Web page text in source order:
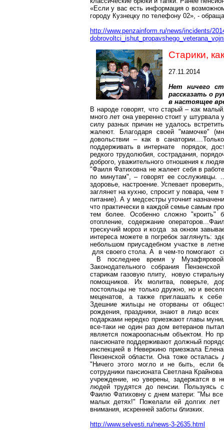
«Если у вас есть информация о
городу Кузнецку по телефону 02», -
http://www.penzainform.ru/news/incidents/
Старики,
27.11.2014
Нет ничего
рассказать о
в настоящее
В народе говорят, что старый – как
много лет она уверенно стоит у
силу разных причин не удалось
жалеют. Благодаря своей "мамочке"
довольствии – как в санатории....
поддерживать в интернате порядок,
редкого трудолюбия, сострадания,
доброго, уважительного отношения к
"Фаиля Фатиховнане жалеет себя в
по минутам", – говорят ее сослуживцы.
здоровье, настроение. Успевает
заглянет на кухню, спросит у повара, чем
питание). А у медсестры уточнит
что практически в каждой семье самым
тем более. Особенно сложно
отопление, содержание операторов...Ф
трескучий мороз и когда за окном
интереса можете в погребок заглянуть:
небольшом приусадебном участке в
для своего стола. А в чем-то помогают
В последнее время у
Музафяровой
Законодательного собрания
старикам газовую плиту, новую
помощников. Их молитва, поверьте,
постояльцыне только дружно, но и
меценатов, а также приглашать к себе
Здешние жильцы не оторваны от
рождения, праздники, знают в лицо всех
подарками нередко приезжают главы
все-таки не один раз дом ветеранов
является пожароопасным объектом. Но
пансионате поддерживают должный
инспекцией в Неверкино приезжала
Пензенской области. Она тоже
"Ничего этого могло и не быть, если
сотрудники пансионата Светлана Крайнова
учреждение, но уверены, задержатся в
людей трудятся до пенсии.
Пользуясь
Фаилю Фатиховнус днем матери: "Мы все
малых детях!" Пожелали ей долгихлет
внимания, искренней заботы близких.
http://www.selvesti.ru/news-3-2635.html